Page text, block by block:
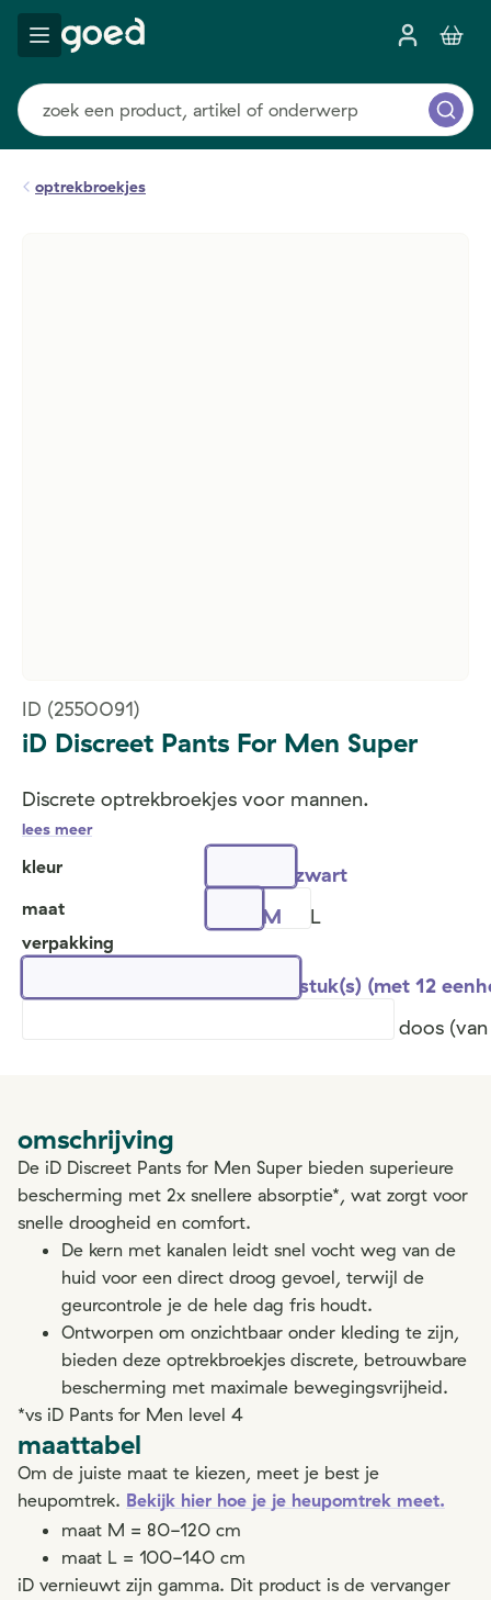
optrekbroekjes
ID (2550091)
iD Discreet Pants For Men Super
Discrete optrekbroekjes voor mannen.
lees meer
kleur zwart
maat M L
verpakking
stuk(s) (met 12
doos
omschrijving
De iD Discreet Pants for Men Super bieden superieure
bescherming met 2x snellere absorptie*, wat zorgt voor
snelle droogheid en comfort.
De kern met kanalen leidt snel vocht weg van de
huid voor een direct droog gevoel, terwijl de
geurcontrole je de hele dag fris houdt.
Ontworpen om onzichtbaar onder kleding te zijn,
bieden deze optrekbroekjes discrete, betrouwbare
bescherming met maximale bewegingsvrijheid.
*vs iD Pants for Men level 4
maattabel
Om de juiste maat te kiezen, meet je best je
heupomtrek. Bekijk hier hoe je je heupomtrek meet.
maat M = 80-120 cm
maat L = 100-140 cm
iD vernieuwt zijn gamma. Dit product is de vervanger